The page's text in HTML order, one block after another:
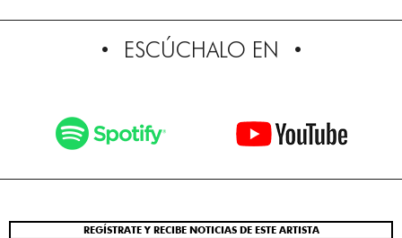
ESCÚCHALO EN
REGÍSTRATE Y RECIBE NOTICIAS DE ESTE ARTISTA